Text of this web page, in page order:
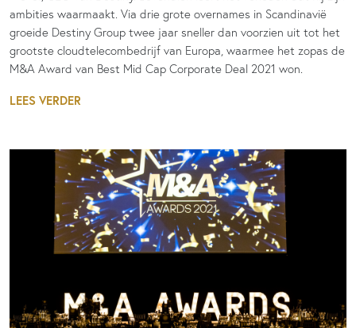
ambities waarmaakt. Via drie grote overnames in Scandinavië
groeide Destiny Group twee jaar sneller dan voorzien uit tot het
grootste cloudtelecombedrijf van Europa, waarmee het zopas de
M&A Award van Best Mid Cap Corporate Deal 2021 won.
LEES VERDER